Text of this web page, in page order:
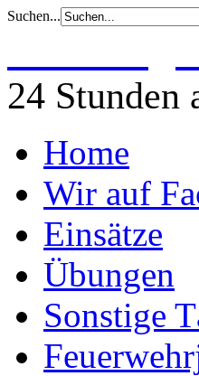
Suchen...
24 Stunden
Home
Wir auf
Einsätze
Übungen
Sonstige